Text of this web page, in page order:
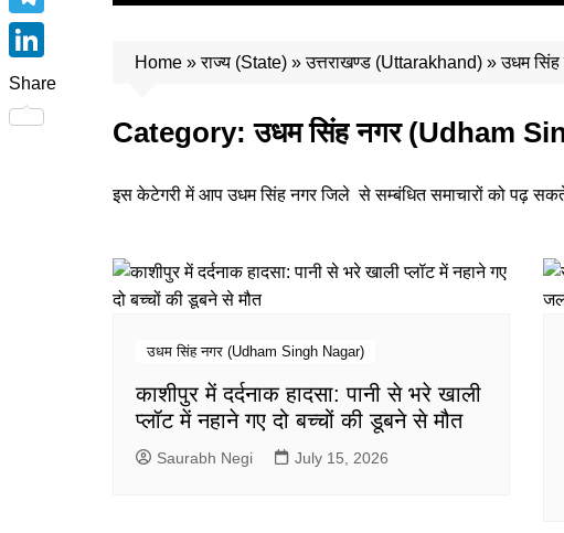
पिथौरागढ़ (Pithoragarh)
बागेश्वर (Bageshwar)
अल्मोड़ा (Almora)
उधम सिंह नगर (Udham Singh
Nagar)
टिहरी (Tehri)
हरिद्वार (Haridwar)
Home »राज्य (State) »उत्तराखण्ड (Uttarakhand) »उधम
Category:उधम सिंह नगर (Udham
इस केटेगरी में आप उधम सिंह नगर जिले से सम्बंधित समाचारों को पढ़
उधम सिंह नगर (Udham Singh Nagar)
काशीपुर में दर्दनाक हादसा: पानी से भरे खाली
प्लॉट में नहाने गए दो बच्चों की डूबने से मौत
Saurabh Negi July 15, 2026
b
o
o
i
t
e
h
a
t
s
T
L
i
Share